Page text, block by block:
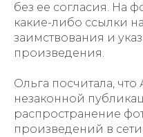
без ее согласия. На
какие-либо ссылки
заимствования и
произведения.
Ольга посчитала,
незаконной
распространение
произведений в